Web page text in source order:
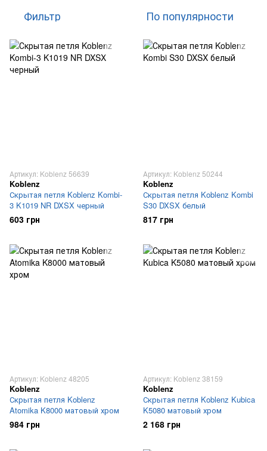
Фильтр По популярности
Артикул: Koblenz 56639
Koblenz
Скрытая петля Koblenz Kombi-
3 K1019 NR DXSX черный
603 грн
Артикул: Koblenz 50244
Koblenz
Скрытая петля Koblenz Kombi
S30 DXSX белый
817 грн
Артикул: Koblenz 48205
Koblenz
Скрытая петля Koblenz
Atomika K8000 матовый хром
984 грн
Артикул: Koblenz 38159
Koblenz
Скрытая петля Koblenz Kubica
K5080 матовый хром
2 168 грн